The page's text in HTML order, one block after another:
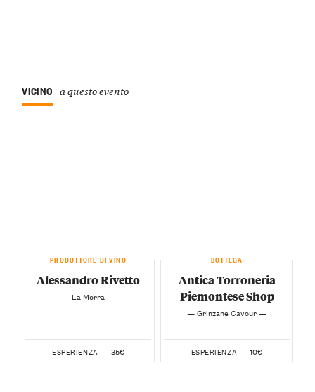
VICINO a questo evento
PRODUTTORE DI VINO
Alessandro Rivetto
— La Morra —
ESPERIENZA — 35€
BOTTEGA
Antica Torroneria
Piemontese Shop
— Grinzane Cavour —
ESPERIENZA — 10€